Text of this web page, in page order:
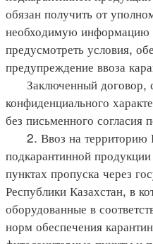
обязан получить от
необходимую информацию
предусмотреть условия,
предупреждение ввоза
Заключенный договор,
конфиденциального
без письменного согласия
2. Ввоз на территорию
подкарантинной
пунктах пропуска через
Республики Казахстан, в
оборудованные в
норм обеспечения